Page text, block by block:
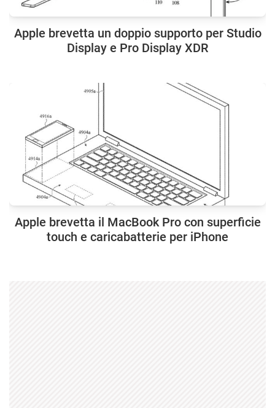
Apple brevetta un doppio supporto per Studio
Display e Pro Display XDR
Apple brevetta il MacBook Pro con superficie
touch e caricabatterie per iPhone